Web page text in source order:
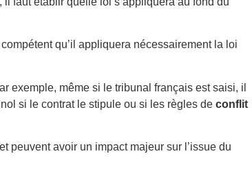
qu’il appliquera nécessairement la loi
exemple, même si le tribunal français est saisi, il
si le contrat le stipule ou si les règles deconflit
peuvent avoir un impact majeur sur l’issue du